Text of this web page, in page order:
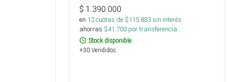
$ 1.390.000
en 12cuotas de $115.833 sin interés
ahorras $41.700 por transferencia.
Stock disponible
+30 Vendidos